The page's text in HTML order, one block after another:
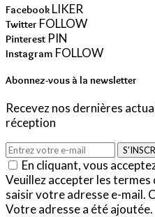
Facebook LIKER
Twitter FOLLOW
Pinterest PIN
Instagram FOLLOW
Abonnez-vous à la newsletter
Recevez nos dernières
réception
En cliquant, vous
Veuillez accepter les
saisir votre adresse e-mail.
Votre adresse a été ajoutée.